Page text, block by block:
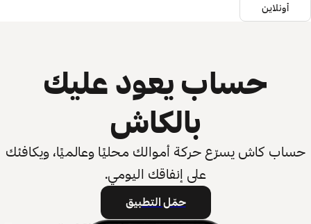
أونلاين
حساب يعود عليك
بالكاش
حساب كاش يسرّع حركة أموالك محليًا وعالميًا، ويكافئك
على إنفاقك اليومي.
حمّل التطبيق